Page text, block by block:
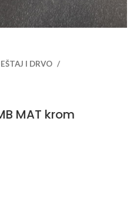
I DRVO
MAT krom